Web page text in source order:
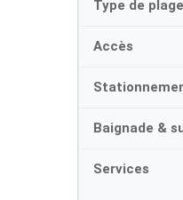
Type de plage
Accès
Baignade &
Services